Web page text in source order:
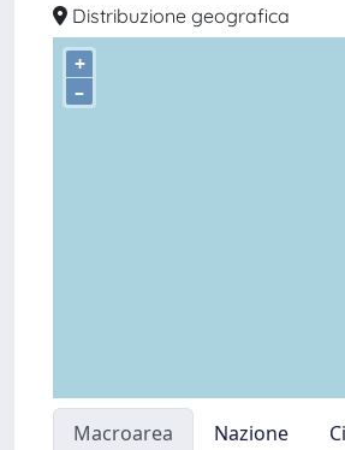
Distribuzione geografica
+
–
Macroarea Nazione